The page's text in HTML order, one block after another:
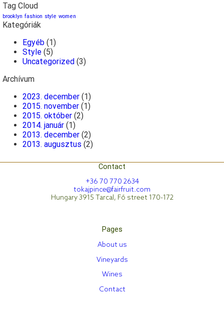
Tag Cloud
brooklyn fashion style women
Kategóriák
Egyéb (1)
Style (5)
Uncategorized (3)
Archívum
2023. december (1)
2015. november (1)
2015. október (2)
2014. január (1)
2013. december (2)
2013. augusztus (2)
Contact
+36 70 770 2634
tokajpince@fairfruit.com
Hungary 3915 Tarcal, Fő street 170-172
Pages
About us
Vineyards
Wines
Contact